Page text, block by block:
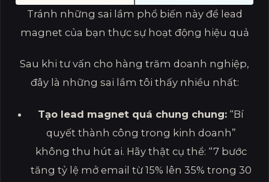
Tránh những sai lầm phổ biến này để lead
magnet của bạn thực sự hoạt động hiệu quả
Sau khi tư vấn cho hàng trăm doanh nghiệp,
đây là những sai lầm tôi thấy nhiều nhất:
Tạo lead magnet quá chung chung: “Bí
quyết thành công trong kinh doanh”
không thu hút ai. Hãy thật cụ thể: “7 bước
tăng tỷ lệ mở email từ 15% lên 35% trong 30